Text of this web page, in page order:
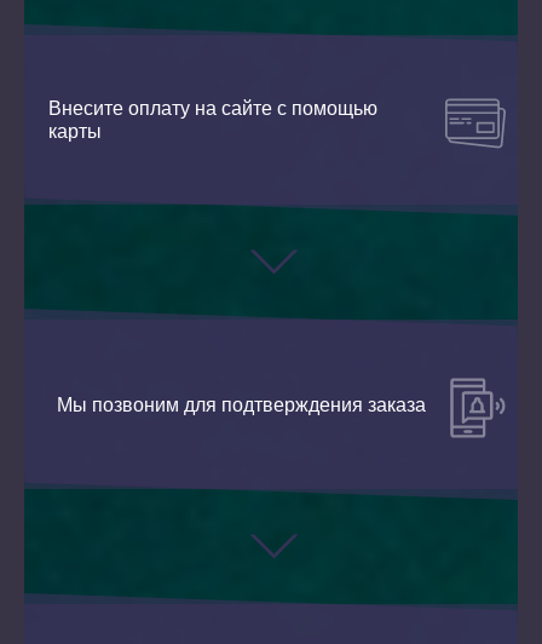
Внесите оплату на сайте с помощью
карты
Мы позвоним для подтверждения заказа